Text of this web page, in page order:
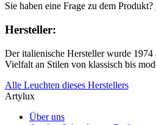
Sie haben eine Frage zu dem Produkt?
Hersteller:
Der italienische Hersteller wurde
Vielfalt an Stilen von klassisch bis
Alle Leuchten dieses Herstellers
Artylux
Über uns